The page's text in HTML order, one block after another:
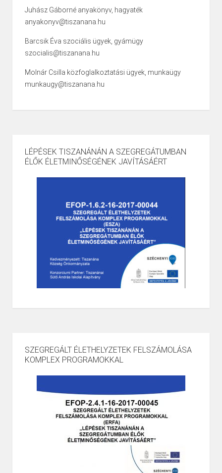
Juhász Gáborné anyakönyv, hagyaték
anyakonyv@tiszanana.hu
Barcsik Éva szociális ügyek, gyámügy
szocialis@tiszanana.hu
Molnár Csilla közfoglalkoztatási ügyek, munkaügy
munkaugy@tiszanana.hu
LÉPÉSEK TISZANÁNÁN A SZEGREGÁTUMBAN
ÉLŐK ÉLETMINŐSÉGÉNEK JAVÍTÁSÁÉRT
SZEGREGÁLT ÉLETHELYZETEK FELSZÁMOLÁSA
KOMPLEX PROGRAMOKKAL